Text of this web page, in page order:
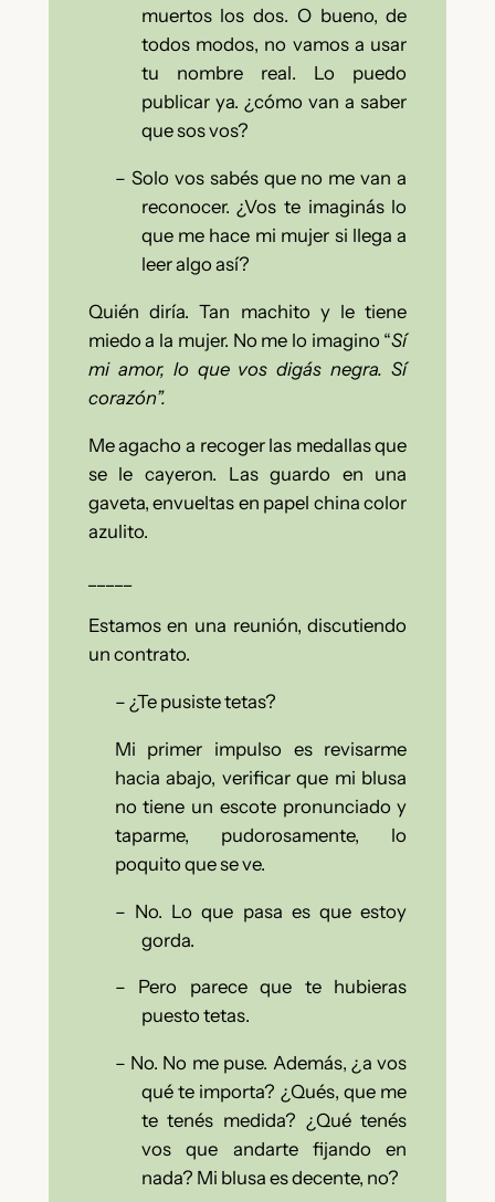
muertos los dos. O bueno, de
todos modos, no vamos a usar
tu nombre real. Lo puedo
publicar ya. ¿cómo van a saber
que sos vos?
– Solo vos sabés que no me van a
reconocer. ¿Vos te imaginás lo
que me hace mi mujer si llega a
leer algo así?
Quién diría. Tan machito y le tiene
miedo a la mujer. No me lo imagino “Sí
mi amor, lo que vos digás negra. Sí
corazón”.
Me agacho a recoger las medallas que
se le cayeron.
Las guardo en una
gaveta, envueltas en papel china color
azulito.
Estamos en una reunión, discutiendo
un contrato.
– ¿Te pusiste tetas?
Mi primer impulso es revisarme
hacia abajo, verificar que mi blusa
no tiene un escote pronunciado y
taparme, pudorosamente, lo
poquito que se ve.
– No. Lo que pasa es que estoy
gorda.
–
Pero parece que te hubieras
puesto tetas.
– No. No me puse. Además, ¿a vos
qué te importa? ¿Qués, que me
te tenés medida? ¿Qué tenés
vos que andarte fijando en
nada? Mi blusa es decente, no?